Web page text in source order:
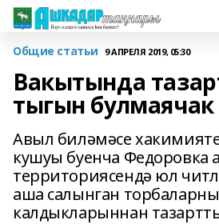
Общие статьи 9 АПРЕЛЯ 2019, 05:30
Вакытында
тыгын булмаячак
Авыл биләмәсе
кушуы буенча Федоровка
территориясендә юл
аша салынган
калдыкларыннан